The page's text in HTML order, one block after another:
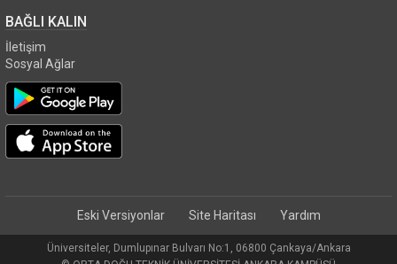
BAĞLI KALIN
İletişim
Sosyal Ağlar
Eski Versiyonlar Site Haritası Yardım
Üniversiteler, Dumlupınar Bulvarı No:1, 06800 Çankaya/Ankara